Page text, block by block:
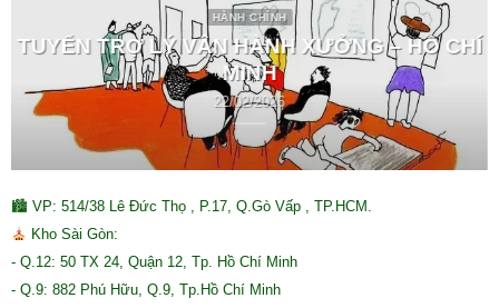
HÀNH CHÍNH
TUYỂN TRỢ LÝ VẬN HÀNH XƯỞNG – HỒ CHÍ
MINH
22/02/2026
🏙 VP: 514/38 Lê Đức Thọ , P.17, Q.Gò Vấp , TP.HCM.
Kho Sài Gòn:
- Q.12: 50 TX 24, Quận 12, Tp. Hồ Chí Minh
- Q.9: 882 Phú Hữu, Q.9, Tp.Hồ Chí Minh